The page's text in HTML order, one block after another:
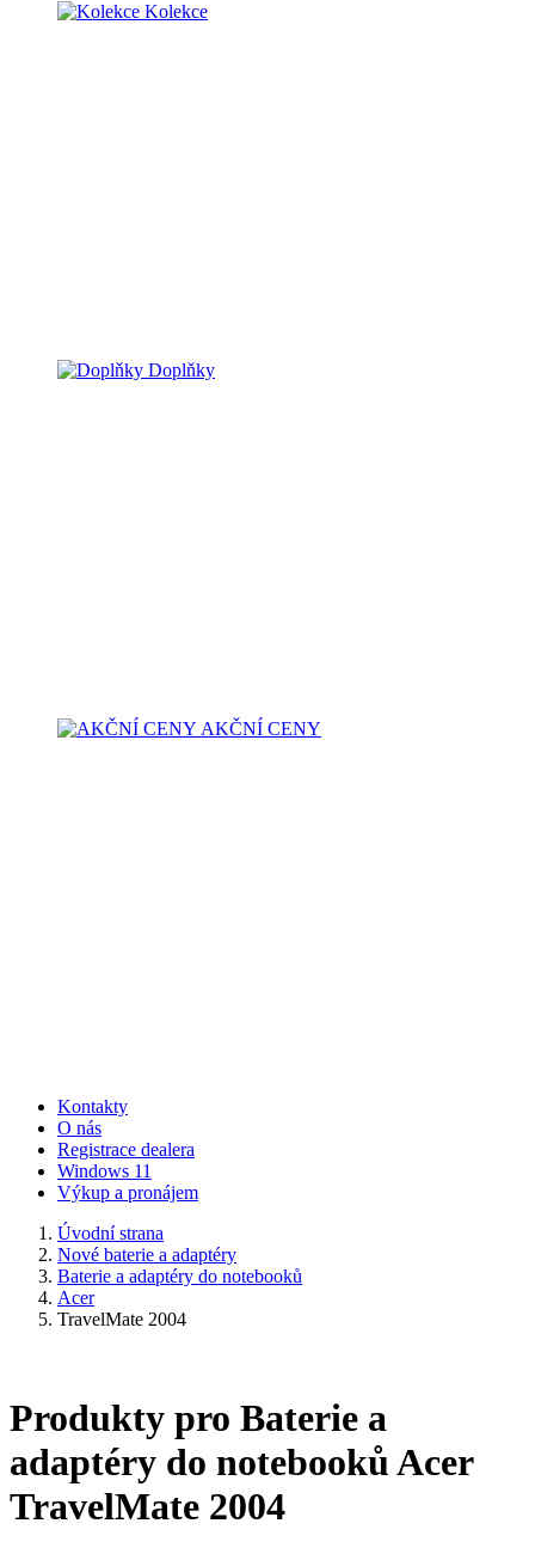
Kolekce
Doplňky
AKČNÍ CENY
Kontakty
O nás
Registrace dealera
Windows 11
Výkup a pronájem
Úvodní strana
Nové baterie a adaptéry
Baterie a adaptéry do notebooků
Acer
TravelMate 2004
Produkty pro Baterie a
adaptéry do notebooků Acer
TravelMate 2004